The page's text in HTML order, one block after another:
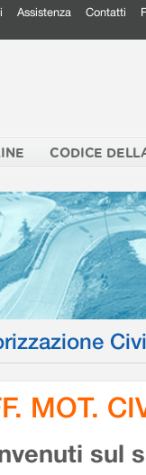
Assistenza Contatti
CODICE
MOT.
sul